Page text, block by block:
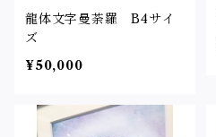
龍体文字曼荼羅 B4サイ
ズ
¥50,000